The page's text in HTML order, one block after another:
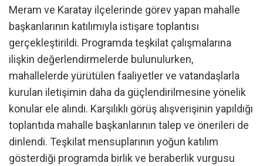
Meram ve Karatay ilçelerinde görev yapan mahalle
başkanlarının katılımıyla istişare toplantısı
gerçekleştirildi. Programda teşkilat çalışmalarına
ilişkin değerlendirmelerde bulunulurken,
mahallelerde yürütülen faaliyetler ve vatandaşlarla
kurulan iletişimin daha da güçlendirilmesine yönelik
konular ele alındı. Karşılıklı görüş alışverişinin yapıldığı
toplantıda mahalle başkanlarının talep ve önerileri de
dinlendi. Teşkilat mensuplarının yoğun katılım
gösterdiği programda birlik ve beraberlik vurgusu